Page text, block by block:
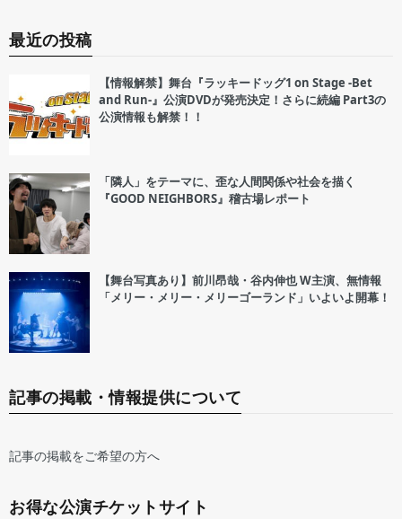
最近の投稿
【情報解禁】舞台『ラッキードッグ1 on Stage -Bet
and Run-』公演DVDが発売決定！さらに続編 Part3の
公演情報も解禁！！
「隣人」をテーマに、歪な人間関係や社会を描く
『GOOD NEIGHBORS』稽古場レポート
【舞台写真あり】前川昂哉・谷内伸也 W主演、無情報
「メリー・メリー・メリーゴーランド」いよいよ開幕！
記事の掲載・情報提供について
記事の掲載をご希望の方へ
お得な公演チケットサイト